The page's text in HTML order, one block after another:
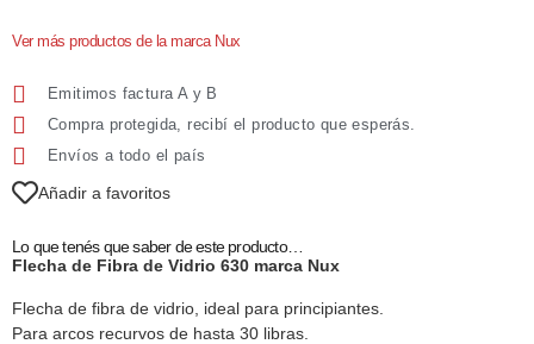
Ver más productos de la marca Nux
Emitimos factura A y B
Compra protegida, recibí el producto que esperás.
Envíos a todo el país
Añadir a favoritos
Lo que tenés que saber de este producto…
Flecha de Fibra de Vidrio 630 marca Nux
Flecha de fibra de vidrio, ideal para principiantes.
Para arcos recurvos de hasta 30 libras.